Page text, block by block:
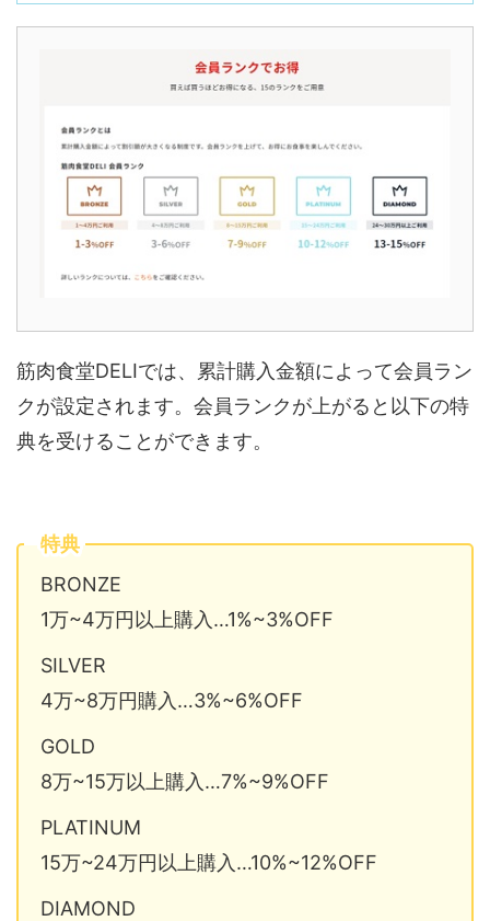
筋肉食堂DELIでは、累計購入金額によって会員ラン
クが設定されます。会員ランクが上がると以下の特
典を受けることができます。
特典
BRONZE
1万~4万円以上購入…1%~3%OFF
SILVER
4万~8万円購入…3%~6%OFF
GOLD
8万~15万以上購入…7%~9%OFF
PLATINUM
15万~24万円以上購入…10%~12%OFF
DIAMOND